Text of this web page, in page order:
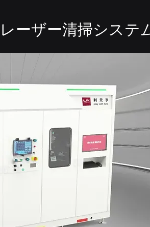
ーザー清掃システ